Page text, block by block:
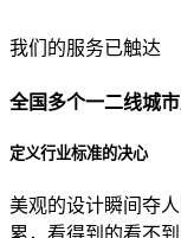
贵公司预算范围是？
贵公司的团队规模是
目前主要的营销渠
我们的服务已触达
全国多个一二线城
定义行业标准的决心
美观的设计瞬间夺
累，看得到的看不